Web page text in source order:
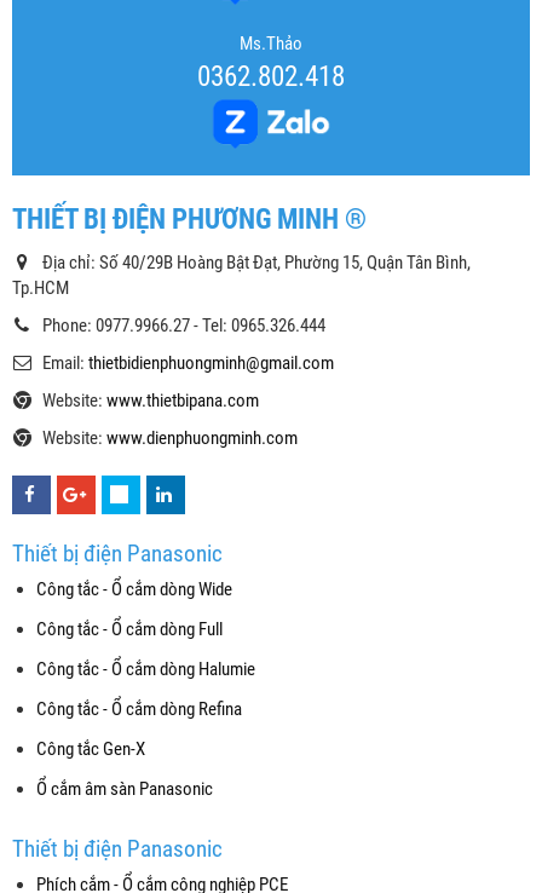
Ms.Thảo
0362.802.418
THIẾT BỊ ĐIỆN PHƯƠNG MINH ®
Địa chỉ: Số 40/29B Hoàng Bật Đạt, Phường 15, Quận Tân Bình,
Tp.HCM
Phone: 0977.9966.27 - Tel: 0965.326.444
Email: thietbidienphuongminh@gmail.com
Website: www.thietbipana.com
Website: www.dienphuongminh.com
Thiết bị điện Panasonic
Công tắc - Ổ cắm dòng Wide
Công tắc - Ổ cắm dòng Full
Công tắc - Ổ cắm dòng Halumie
Công tắc - Ổ cắm dòng Refina
Công tắc Gen-X
Ổ cắm âm sàn Panasonic
Thiết bị điện Panasonic
Phích cắm - Ổ cắm công nghiệp PCE